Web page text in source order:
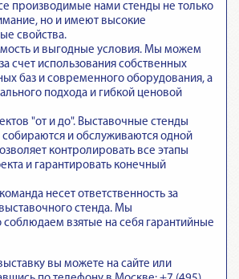
производимые нами стенды не только
но и имеют высокие
свойства.
и выгодные условия. Мы можем
счет использования собственных
баз и современного оборудования, а
подхода и гибкой ценовой
"от и до". Выставочные стенды
собираются и обслуживаются одной
контролировать все этапы
и гарантировать конечный
несет ответственность за
стенда. Мы
соблюдаем взятые на себя гарантийные
вы можете на сайте или